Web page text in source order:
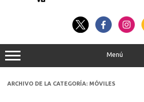
Menú
ARCHIVO DE LA CATEGORÍA: MÓVILES